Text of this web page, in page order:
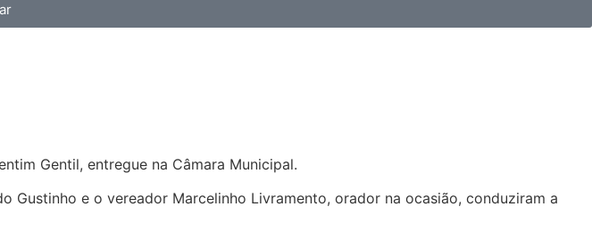
Gentil, entregue na Câmara Municipal.
Gustinho e o vereador Marcelinho Livramento, orador na ocasião, conduziram a